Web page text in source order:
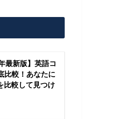
最新版】英語コ
比較！あなたに
比較して見つけ